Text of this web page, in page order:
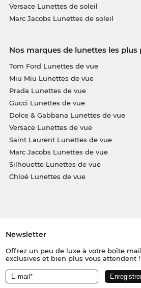
Versace Lunettes de soleil
Marc Jacobs Lunettes de soleil
Nos marques de lunettes les plus
Tom Ford Lunettes de vue
Miu Miu Lunettes de vue
Prada Lunettes de vue
Gucci Lunettes de vue
Dolce & Gabbana Lunettes de vue
Versace Lunettes de vue
Saint Laurent Lunettes de vue
Marc Jacobs Lunettes de vue
Silhouette Lunettes de vue
Chloé Lunettes de vue
Newsletter
Offrez un peu de luxe à votre boîte
exclusives et bien plus vous attendent !